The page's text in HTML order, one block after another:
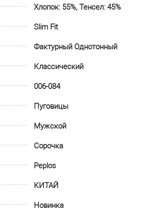
Хлопок: 55%, Тенсел: 45%
Slim Fit
Фактурный Однотонный
Классический
006-084
Пуговицы
Мужской
Сорочка
Peplos
КИТАЙ
Новинка